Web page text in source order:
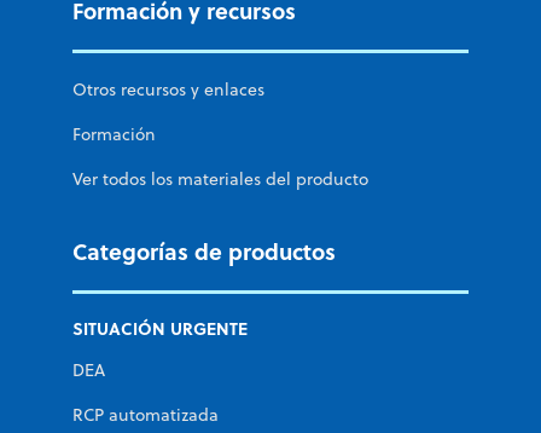
Formación y recursos
Otros recursos y enlaces
Formación
Ver todos los materiales del producto
Categorías de productos
SITUACIÓN URGENTE
DEA
RCP automatizada